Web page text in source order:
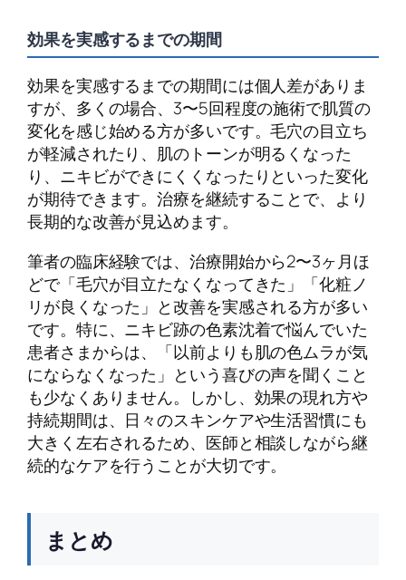
効果を実感するまでの期間
効果を実感するまでの期間には個人差がありま
すが、多くの場合、3〜5回程度の施術で肌質の
変化を感じ始める方が多いです。毛穴の目立ち
が軽減されたり、肌のトーンが明るくなった
り、ニキビができにくくなったりといった変化
が期待できます。治療を継続することで、より
長期的な改善が見込めます。
筆者の臨床経験では、治療開始から2〜3ヶ月ほ
どで「毛穴が目立たなくなってきた」「化粧ノ
リが良くなった」と改善を実感される方が多い
です。特に、ニキビ跡の色素沈着で悩んでいた
患者さまからは、「以前よりも肌の色ムラが気
にならなくなった」という喜びの声を聞くこと
も少なくありません。しかし、効果の現れ方や
持続期間は、日々のスキンケアや生活習慣にも
大きく左右されるため、医師と相談しながら継
続的なケアを行うことが大切です。
まとめ